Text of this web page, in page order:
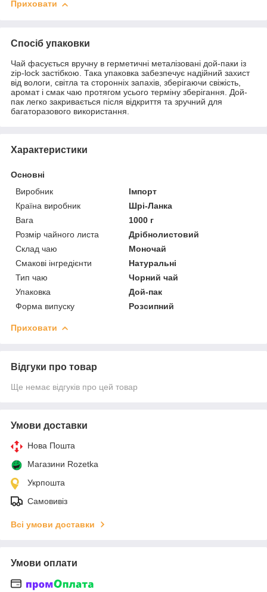
Приховати
Спосіб упаковки
Чай фасується вручну в герметичні металізовані дой-паки із
zip-lock застібкою. Така упаковка забезпечує надійний захист
від вологи, світла та сторонніх запахів, зберігаючи свіжість,
аромат і смак чаю протягом усього терміну зберігання. Дой-
пак легко закривається після відкриття та зручний для
багаторазового використання.
Характеристики
Основні
Виробник
Імпорт
Країна виробник
Шрі-Ланка
Вага
1000 г
Розмір чайного листа
Дрібнолистовий
Склад чаю
Моночай
Смакові інгредієнти
Натуральні
Тип чаю
Чорний чай
Упаковка
Дой-пак
Форма випуску
Розсипний
Приховати
Відгуки про товар
Ще немає відгуків про цей товар
Умови доставки
Нова Пошта
Магазини Rozetka
Укрпошта
Самовивіз
Всі умови доставки
Умови оплати